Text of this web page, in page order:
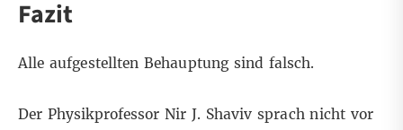
Fazit
Alle aufgestellten Behauptung sind falsch.
Der Physikprofessor Nir J. Shaviv sprach nicht vor